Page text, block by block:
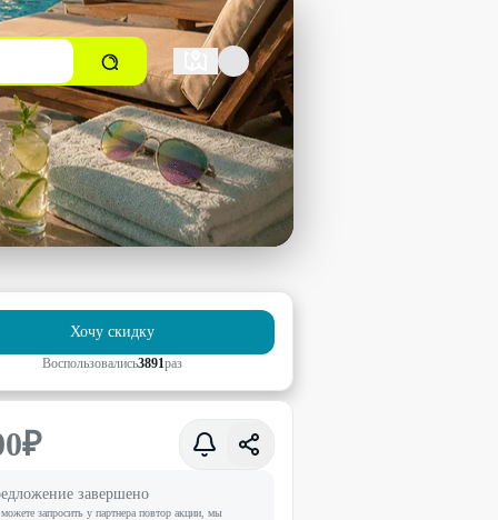
Хочу скидку
Воспользовались3891раз
₽
завершено
запросить у партнера повтор акции, мы